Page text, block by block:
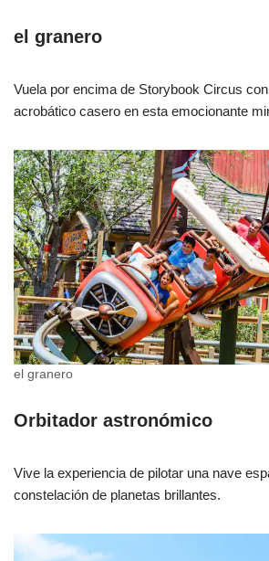
el granero
Vuela por encima de Storybook Circus
acrobático casero en esta emocionante
el granero
Orbitador astronómico
Vive la experiencia de pilotar una nave
constelación de planetas brillantes.